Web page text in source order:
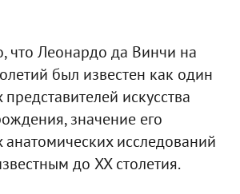
что Леонардо да Винчи на
был известен как один
искусства
значение его
анатомических исследований
до XX столетия.